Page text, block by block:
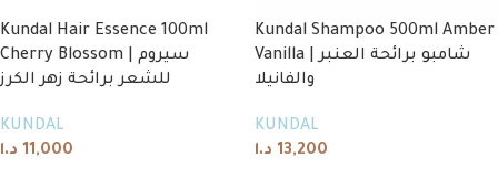
Kundal Hair Essence 100ml
Cherry Blossom | سيروم
للشعر برائحة زهر الكرز
KUNDAL
11,000 د.ا
Kundal Shampoo 500ml Amber
Vanilla | شامبو برائحة العنبر
والفانيلا
KUNDAL
13,200 د.ا